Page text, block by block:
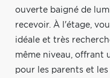
ouverte baigné de
recevoir. À l'étage,
idéale et très
même niveau, offrant
pour les parents et